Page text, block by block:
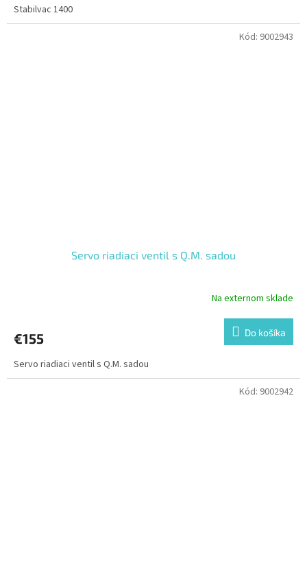
Stabilvac 1400
Servo riadiaci ventil s Q.M. sadou
Na externom sklade
€155 Do košíka
Servo riadiaci ventil s Q.M. sadou
Kód: 9002943
Kód: 9002942